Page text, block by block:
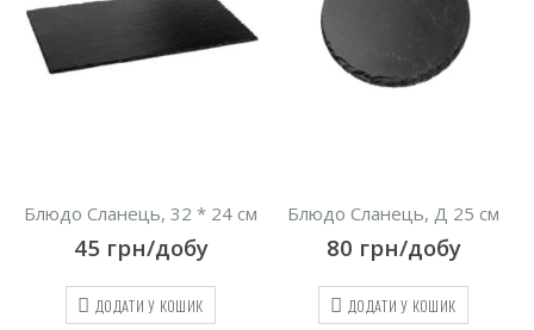
Блюдо Сланець, 32 * 24 см
45 грн/добу
ДОДАТИ У КОШИК
Блюдо Сланець, Д 25 см
80 грн/добу
ДОДАТИ У КОШИК